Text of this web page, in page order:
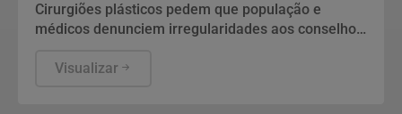
Cirurgiões plásticos pedem que população e
médicos denunciem irregularidades aos conselhos
Visualizar